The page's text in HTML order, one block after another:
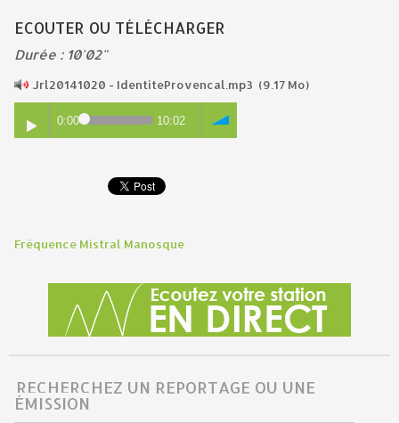
ECOUTER OU TÉLÉCHARGER
Durée : 10'02"
Jrl20141020 - IdentiteProvencal.mp3 (9.17 Mo)
0:00 10:02
Fréquence Mistral Manosque
RECHERCHEZ UN REPORTAGE OU UNE
ÉMISSION